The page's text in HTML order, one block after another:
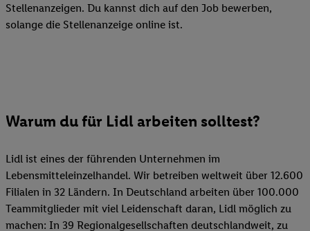
Stellenanzeigen. Du kannst dich auf den Job bewerben,
solange die Stellenanzeige online ist.
Warum du für Lidl arbeiten solltest?
Lidl ist eines der führenden Unternehmen im
Lebensmitteleinzelhandel. Wir betreiben weltweit über 12.600
Filialen in 32 Ländern. In Deutschland arbeiten über 100.000
Teammitglieder mit viel Leidenschaft daran, Lidl möglich zu
machen: In 39 Regionalgesellschaften deutschlandweit, zu